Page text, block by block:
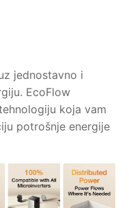
jednostavno i
EcoFlow
koja vam
potrošnje energije